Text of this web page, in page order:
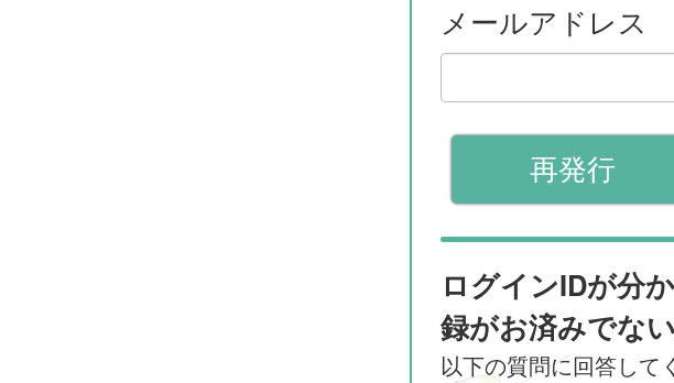
メールアドレス
ログインIDが分
録がお済みでな
以下の質問に回答して